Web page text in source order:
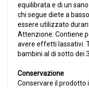
equilibrata e di un
chi segue diete a
essere utilizzato
Attenzione: Contiene
avere effetti lassativi.
bambini al di sotto dei
Conservazione
Conservare il prodotto